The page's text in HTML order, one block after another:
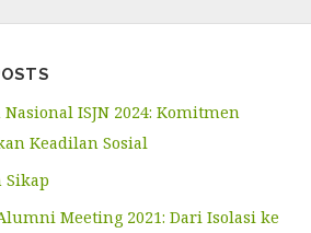
ISJN 2024: Komitmen
Keadilan Sosial
Sikap
Meeting 2021: Dari Isolasi ke